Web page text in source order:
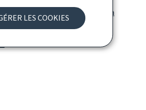
LES COOKIES
et européennes, de la
et du Commerce extérieur